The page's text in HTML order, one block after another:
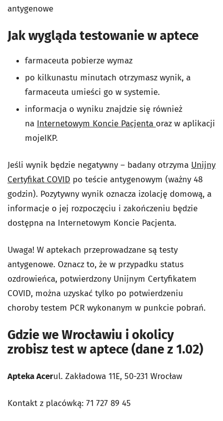
antygenowe
Jak wygląda testowanie w aptece
farmaceuta pobierze wymaz
po kilkunastu minutach otrzymasz wynik, a
farmaceuta umieści go w systemie.
informacja o wyniku znajdzie się również
na Internetowym Koncie Pacjenta oraz w aplikacji
mojeIKP.
Jeśli wynik będzie negatywny – badany otrzyma Unijny
Certyfikat COVID po teście antygenowym (ważny 48
godzin). Pozytywny wynik oznacza izolację domową, a
informacje o jej rozpoczęciu i zakończeniu będzie
dostępna na Internetowym Koncie Pacjenta.
Uwaga! W aptekach przeprowadzane są testy
antygenowe. Oznacz to, że w przypadku status
ozdrowieńca, potwierdzony Unijnym Certyfikatem
COVID, można uzyskać tylko po potwierdzeniu
choroby testem PCR wykonanym w punkcie pobrań.
Gdzie we Wrocławiu i okolicy
zrobisz test w aptece (dane z 1.02)
Apteka Acerul. Zakładowa 11E, 50-231 Wrocław
Kontakt z placówką: 71 727 89 45